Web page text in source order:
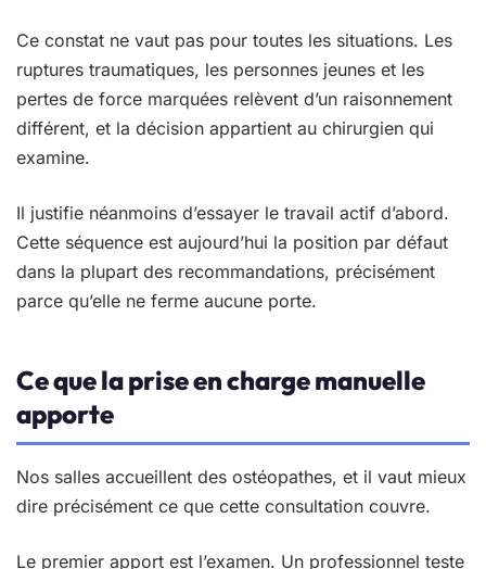
Ce constat ne vaut pas pour toutes les situations. Les
ruptures traumatiques, les personnes jeunes et les
pertes de force marquées relèvent d’un raisonnement
différent, et la décision appartient au chirurgien qui
examine.
Il justifie néanmoins d’essayer le travail actif d’abord.
Cette séquence est aujourd’hui la position par défaut
dans la plupart des recommandations, précisément
parce qu’elle ne ferme aucune porte.
Ce que la prise en charge manuelle
apporte
Nos salles accueillent des ostéopathes, et il vaut mieux
dire précisément ce que cette consultation couvre.
Le premier apport est l’examen. Un professionnel teste